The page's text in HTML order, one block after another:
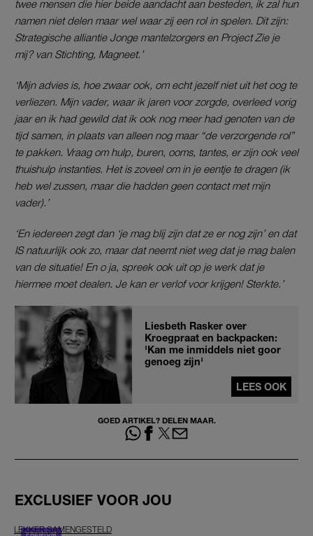
twee mensen die hier beide aandacht aan besteden, ik zal hun
namen niet delen maar wel waar zij een rol in spelen. Dit zijn:
Strategische alliantie Jonge mantelzorgers en Project Zie je
mij? van Stichting, Magneet.’
‘Mijn advies is, hoe zwaar ook, om echt jezelf niet uit het oog te
verliezen. Mijn vader, waar ik jaren voor zorgde, overleed vorig
jaar en ik had gewild dat ik ook nog meer had genoten van de
tijd samen, in plaats van alleen nog maar “de verzorgende rol”
te pakken. Vraag om hulp, buren, ooms, tantes, er zijn ook veel
thuishulp instanties. Het is zoveel om in je eentje te dragen (ik
heb wel zussen, maar die hadden geen contact met mijn
vader).’
‘En iedereen zegt dan ‘je mag blij zijn dat ze er nog zijn’ en dat
IS natuurlijk ook zo, maar dat neemt niet weg dat je mag balen
van de situatie! En o ja, spreek ook uit op je werk dat je
hiermee moet dealen. Je kan er verlof voor krijgen! Sterkte.’
Liesbeth Rasker over
Kroegpraat en backpacken:
'Kan me inmiddels niet goor
genoeg zijn'
LEES OOK
GOED ARTIKEL? DELEN MAAR.
EXCLUSIEF VOOR JOU
LEKKER SAMENGESTELD